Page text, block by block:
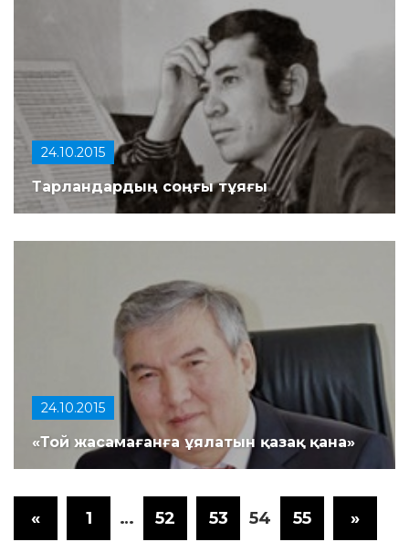
24.10.2015
Тарландардың соңғы тұяғы
24.10.2015
«Той жасамағанға ұялатын қазақ қана»
« 1 … 52 53 54 55 »